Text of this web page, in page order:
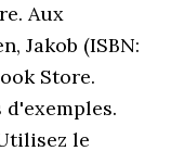
Aux
Jakob (ISBN:
Store.
le